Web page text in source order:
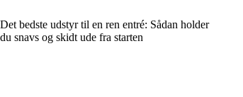
Det bedste udstyr til en ren entré: Sådan holder
du snavs og skidt ude fra starten